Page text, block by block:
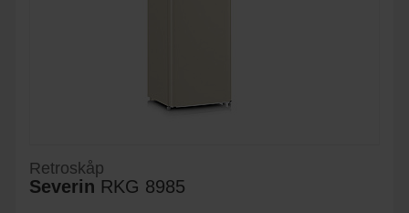
Retroskåp
Severin RKG 8985